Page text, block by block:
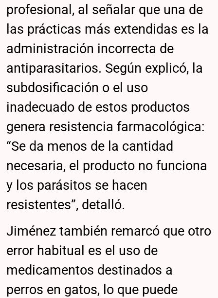
profesional, al señalar que una de
las prácticas más extendidas es la
administración incorrecta de
antiparasitarios. Según explicó, la
subdosificación o el uso
inadecuado de estos productos
genera resistencia farmacológica:
“Se da menos de la cantidad
necesaria, el producto no funciona
y los parásitos se hacen
resistentes”, detalló.
Jiménez también remarcó que otro
error habitual es el uso de
medicamentos destinados a
perros en gatos, lo que puede